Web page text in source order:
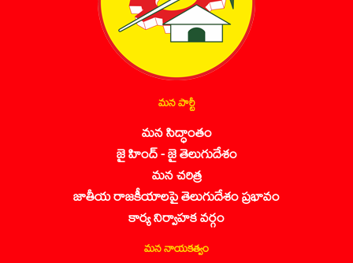
మన పార్టీ
మన సిద్ధాంతం
జై హింద్ - జై తెలుగుదేశం
మన చరిత్ర
జాతీయ రాజకీయాలపై తెలుగుదేశం ప్రభావం
కార్య నిర్వాహక వర్గం
మన నాయకత్వం